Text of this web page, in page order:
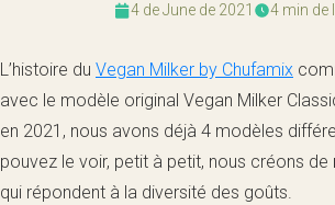
4 de June de 2021 4 min de
L’histoire du Vegan Milker by Chufamix
avec le modèle original Vegan Milker
en 2021, nous avons déjà 4 modèles
pouvez le voir, petit à petit, nous créons de
qui répondent à la diversité des goûts.